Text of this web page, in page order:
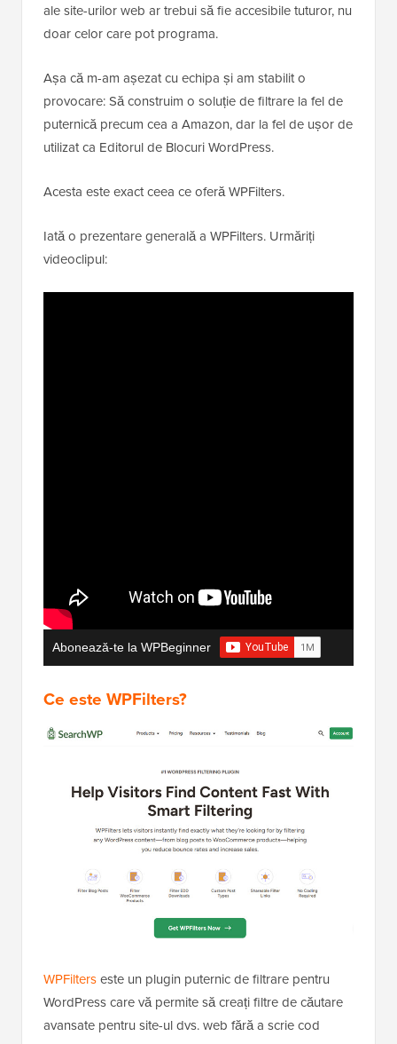
ale site-urilor web ar trebui să fie accesibile tuturor, nu
doar celor care pot programa.
Așa că m-am așezat cu echipa și am stabilit o
provocare: Să construim o soluție de filtrare la fel de
puternică precum cea a Amazon, dar la fel de ușor de
utilizat ca Editorul de Blocuri WordPress.
Acesta este exact ceea ce oferă WPFilters.
Iată o prezentare generală a WPFilters. Urmăriți
videoclipul:
Abonează-te la WPBeginner
Ce este WPFilters?
WPFilterseste un plugin puternic de filtrare pentru
WordPress care vă permite să creați filtre de căutare
avansate pentru site-ul dvs. web fără a scrie cod